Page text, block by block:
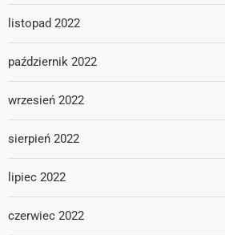
listopad 2022
październik 2022
wrzesień 2022
sierpień 2022
lipiec 2022
czerwiec 2022